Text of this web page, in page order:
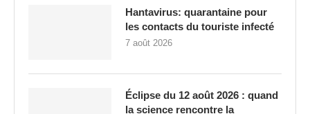
Hantavirus: quarantaine pour
les contacts du touriste infecté
7 août 2026
Éclipse du 12 août 2026 : quand
la science rencontre la